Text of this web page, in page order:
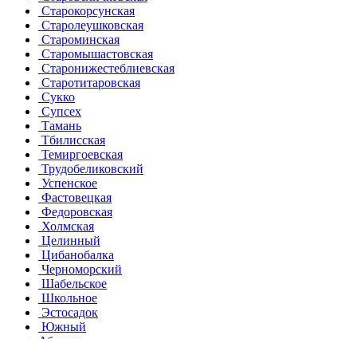
Старокорсунская
Старолеушковская
Староминская
Старомышастовская
Старонижестеблиевская
Старотитаровская
Сукко
Супсех
Тамань
Тбилисская
Темиргоевская
Трудобеликовский
Успенское
Фастовецкая
Федоровская
Холмская
Целинный
Цибанобалка
Черноморский
Шабельское
Школьное
Эстосадок
Южный